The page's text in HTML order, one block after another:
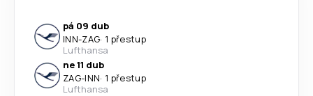
pá 09 dub
INN-ZAG· 1 přestup
Lufthansa
ne 11 dub
ZAG-INN· 1 přestup
Lufthansa